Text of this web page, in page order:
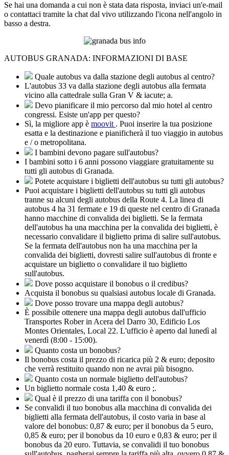
Se hai una domanda a cui non è stata data risposta, inviaci un'e-mail
o contattaci tramite la chat dal vivo utilizzando l'icona nell'angolo in
basso a destra.
AUTOBUS GRANADA: INFORMAZIONI DI BASE
Quale autobus va dalla stazione degli autobus al centro?
L'autobus 33 va dalla stazione degli autobus alla fermata
vicino alla cattedrale sulla Gran V & iacute; a.
Devo pianificare il mio percorso dal mio hotel al centro
congressi. Esiste un'app per questo?
Sì, la migliore app è moovit . Puoi inserire la tua posizione
esatta e la destinazione e pianificherà il tuo viaggio in autobus
e / o metropolitana.
I bambini devono pagare sull'autobus?
I bambini sotto i 6 anni possono viaggiare gratuitamente su
tutti gli autobus di Granada.
Potete acquistare i biglietti dell'autobus su tutti gli autobus?
Puoi acquistare i biglietti dell'autobus su tutti gli autobus
tranne su alcuni degli autobus della Route 4. La linea di
autobus 4 ha 31 fermate e 19 di queste nel centro di Granada
hanno macchine di convalida dei biglietti. Se la fermata
dell'autobus ha una macchina per la convalida dei biglietti, è
necessario convalidare il biglietto prima di salire sull'autobus.
Se la fermata dell'autobus non ha una macchina per la
convalida dei biglietti, dovresti salire sull'autobus di fronte e
acquistare un biglietto o convalidare il tuo biglietto
sull'autobus.
Dove posso acquistare il bonobus o il credibus?
Acquista il bonobus su qualsiasi autobus locale di Granada.
Dove posso trovare una mappa degli autobus?
È possibile ottenere una mappa degli autobus dall'ufficio
Transportes Rober in Acera del Darro 30, Edificio Los
Montes Orientales, Local 22. L'ufficio è aperto dal lunedì al
venerdì (8:00 - 15:00).
Quanto costa un bonobus?
Il bonobus costa il prezzo di ricarica più 2 & euro; deposito
che verrà restituito quando non ne avrai più bisogno.
Quanto costa un normale biglietto dell'autobus?
Un biglietto normale costa 1,40 & euro ;.
Qual è il prezzo di una tariffa con il bonobus?
Se convalidi il tuo bonobus alla macchina di convalida dei
biglietti alla fermata dell'autobus, il costo varia in base al
valore del bonobus: 0,87 & euro; per il bonobus da 5 euro,
0,85 & euro; per il bonobus da 10 euro e 0,83 & euro; per il
bonobus da 20 euro. Tuttavia, se convalidi il tuo bonobus